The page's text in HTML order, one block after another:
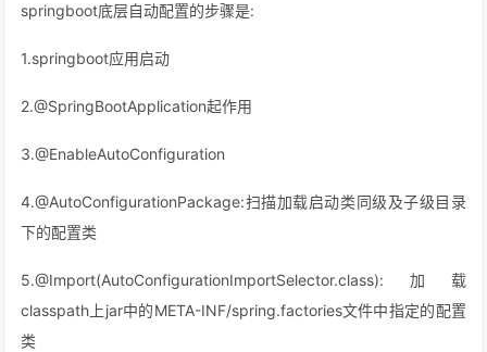
springboot底层自动配置的步骤是:
1.springboot应用启动
2.@SpringBootApplication起作用
3.@EnableAutoConfiguration
4.@AutoConfigurationPackage:扫描加载启动类同级及子级目录
下的配置类
5.@Import(AutoConfigurationImportSelector.class):加载
classpath上jar中的META-INF/spring.factories文件中指定的配置
类